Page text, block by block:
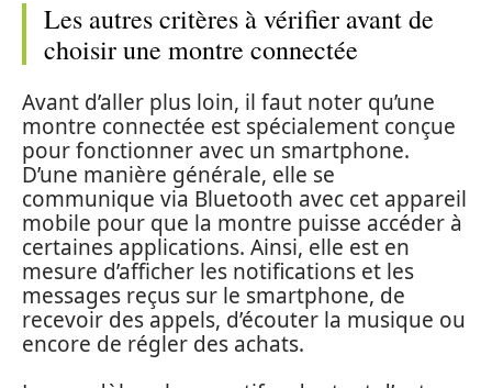
Les autres critères à vérifier avant de
choisir une montre connectée
Avant d’aller plus loin, il faut noter qu’une
montre connectée est spécialement conçue
pour fonctionner avec un smartphone.
D’une manière générale, elle se
communique via Bluetooth avec cet appareil
mobile pour que la montre puisse accéder à
certaines applications. Ainsi, elle est en
mesure d’afficher les notifications et les
messages reçus sur le smartphone, de
recevoir des appels, d’écouter la musique ou
encore de régler des achats.